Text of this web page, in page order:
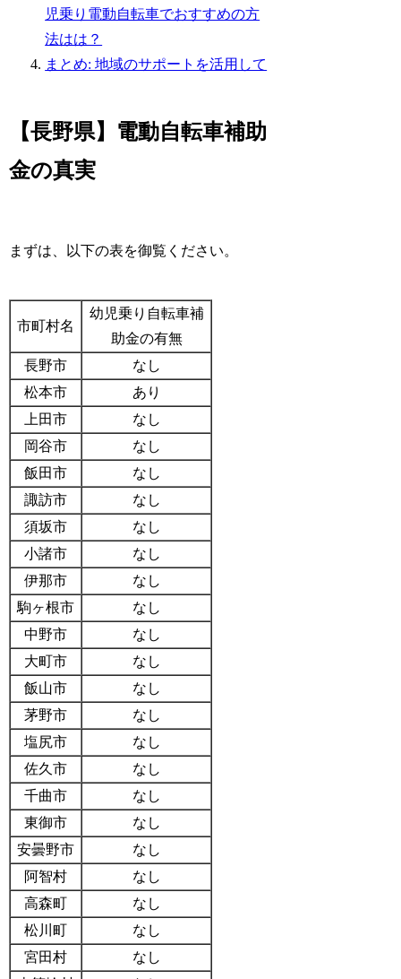
児乗り電動自転車でおすすめの方
法はは？
まとめ: 地域のサポートを活用して
【長野県】電動自転車補助
金の真実
まずは、以下の表を御覧ください。
市町村名
幼児乗り自転車補
助金の有無
長野市
なし
松本市
あり
上田市
なし
岡谷市
なし
飯田市
なし
諏訪市
なし
須坂市
なし
小諸市
なし
伊那市
なし
駒ヶ根市
なし
中野市
なし
大町市
なし
飯山市
なし
茅野市
なし
塩尻市
なし
佐久市
なし
千曲市
なし
東御市
なし
安曇野市
なし
阿智村
なし
高森町
なし
松川町
なし
宮田村
なし